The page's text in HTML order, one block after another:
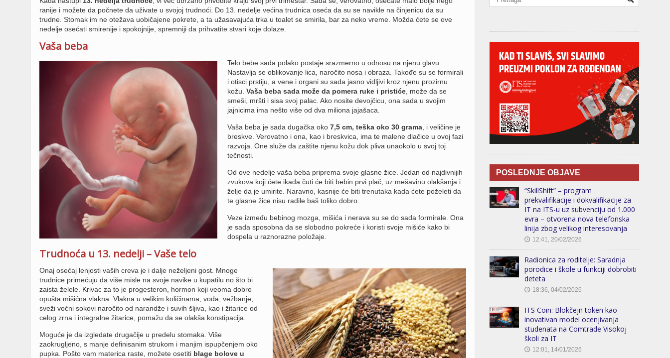
ranije i možete da počnete da uživate u svojoj trudnoći. Do 13. nedelje većina trudnica oseća da su se navikle na činjenicu da su
trudne. Stomak im ne otežava uobičajene pokrete, a ta užasavajuća trka u toalet se smirila, bar za neko vreme. Možda ćete se ove
nedelje osećati smirenije i spokojnije, spremniji da prihvatite stvari koje dolaze.
Vaša beba
Telo bebe sada polako postaje srazmerno u odnosu na njenu glavu.
Nastavlja se oblikovanje lica, naročito nosa i obraza. Takođe su se formirali
i otisci prstiju, a vene i organi su sada jasno vidljivi kroz njenu prozirnu
kožu. Vaša beba sada može da pomera ruke i pristiće , može da se
smeši, mršti i sisa svoj palac. Ako nosite devojčicu, ona sada u svojim
jajnicima ima nešto više od dva miliona jajašaca.
Vaša beba je sada dugačka oko 7,5 cm, teška oko 30 grama , i veličine je
breskve. Verovatno i ona, kao i breskvica, ima te malene dlačice u ovoj fazi
razvoja. One služe da zaštite njenu kožu dok pliva unaokolo u svoj toj
tečnosti.
Od ove nedelje vaša beba priprema svoje glasne žice. Jedan od najdivnijih
zvukova koji ćete ikada čuti će biti bebin prvi plač, uz mešavinu olakšanja i
želje da je umirite. Naravno, kasnije će biti trenutaka kada ćete poželeti da
te glasne žice nisu radile baš toliko dobro.
Veze između bebinog mozga, mišića i nerava su se do sada formirale. Ona
je sada sposobna da se slobodno pokreće i koristi svoje mišiće kako bi
dospela u raznorazne položaje.
Trudnoća u 13. nedelji – Vaše telo
Onaj osećaj lenjosti vaših creva je i dalje neželjeni gost. Mnoge
trudnice primećuju da više misle na svoje navike u kupatilu no što bi
zaista želele. Krivac za to je progesteron, hormon koji veoma dobro
opušta mišićna vlakna. Vlakna u velikim količinama, voda, vežbanje,
sveži voćni sokovi naročito od narandže i suvih šljiva, kao i žitarice od
celog zrna i integralne žitarice, pomažu da se olakša konstipacija.
Moguće je da izgledate drugačije u predelu stomaka. Više
zaokrugljeno, s manje definisanim strukom i manjim ispupčenjem oko
pupka. Pošto vam materica raste, možete osetiti blage bolove u
POSLEDNJE OBJAVE
“SkillShift” – program
prekvalifikacije i dokvalifikacije za
IT na ITS-u uz subvenciju od 1.000
evra – otvorena nova telefonska
linija zbog velikog interesovanja
🕔 12:41, 20/02/2026
Radionica za roditelje: Saradnja
porodice i škole u funkciji dobrobiti
deteta
🕔 18:36, 04/02/2026
ITS Coin: Blokčejn token kao
inovativan model ocenjivanja
studenata na Comtrade Visokoj
školi za IT
🕔 12:01, 14/01/2026